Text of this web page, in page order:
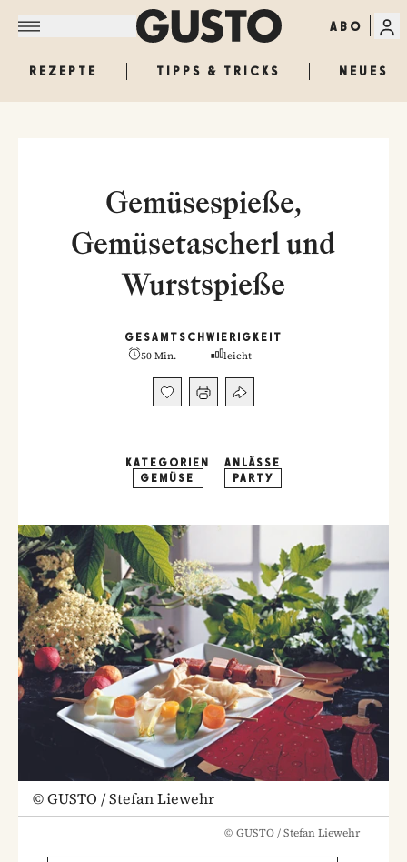
ABO
REZEPTE TIPPS & TRICKS NEUES
Gemüsespieße,
Gemüsetascherl und
Wurstspieße
GESAMT
50 Min.
SCHWIERIGKEIT
leicht
KATEGORIEN
GEMÜSE
ANLÄSSE
PARTY
©GUSTO / Stefan Liewehr
© GUSTO / Stefan Liewehr